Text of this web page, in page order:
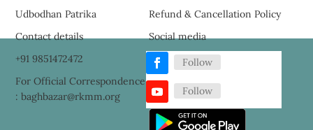
Udbodhan Patrika
Refund & Cancellation Policy
Contact details
+91 9851472472
For Official Correspondence
: baghbazar@rkmm.org
Social media
Follow
Follow